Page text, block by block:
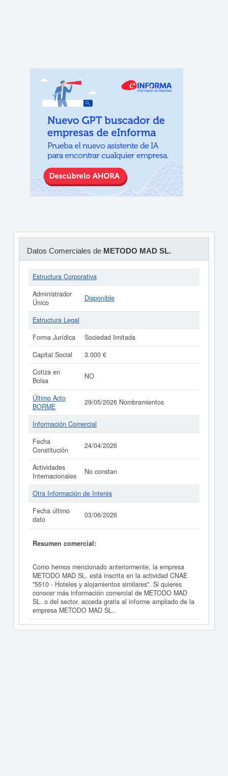
Datos Comerciales de METODO MAD SL.
Estructura Corporativa
Administrador
Único
Disponible
Estructura Legal
Forma Jurídica
Sociedad limitada
Capital Social
3.000 €
Cotiza en
Bolsa
NO
Último Acto
BORME
29/05/2026 Nombramientos
Información Comercial
Fecha
Constitución
24/04/2026
Actividades
Internacionales
No constan
Otra Información de Interés
Fecha último
dato
03/06/2026
Resumen comercial:
Como hemos mencionado anteriormente, la empresa
METODO MAD SL. está inscrita en la actividad CNAE
"5510 - Hoteles y alojamientos similares". Si quieres
conocer más información comercial de METODO MAD
SL. o del sector, acceda gratis al informe ampliado de la
empresa METODO MAD SL..